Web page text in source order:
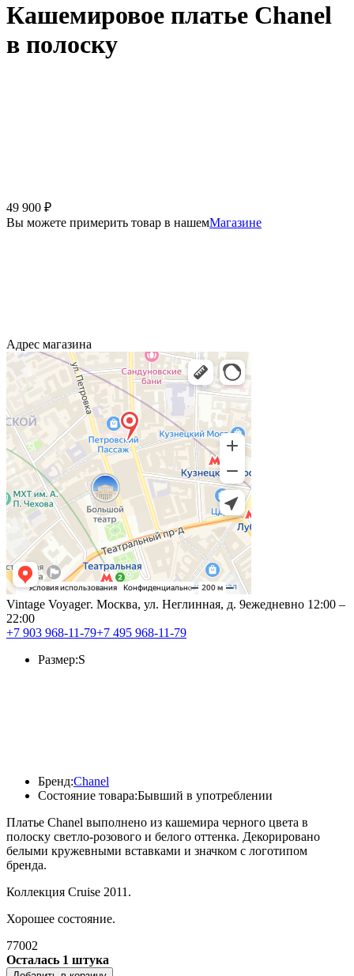
Кашемировое платье Chanel
в полоску
49 900 ₽
Вы можете примерить товар в нашемМагазине
Адрес магазина
Vintage Voyageг. Москва, ул. Неглинная, д. 9ежедневно 12:00 –
22:00
+7 903 968-11-79+7 495 968-11-79
Состояние товара:Бывший в употреблении
Бренд:Chanel
Размер:S
Платье Chanel выполнено из кашемира черного цвета в
полоску светло-розового и белого оттенка. Декорировано
белыми кружевными вставками и значком с логотипом
бренда.
Коллекция Cruise 2011.
Хорошее состояние.
77002
Осталась 1 штука